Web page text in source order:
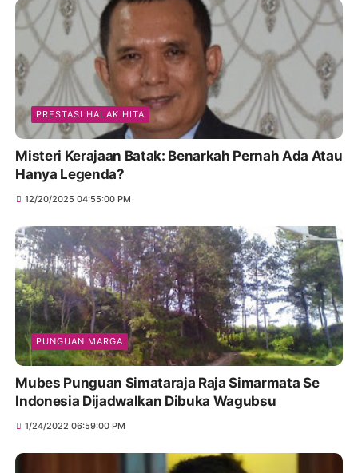
PRESTASI HALAK HITA
Misteri Kerajaan Batak: Benarkah Pernah Ada Atau
Hanya Legenda?
12/20/2025 04:55:00 PM
PUNGUAN MARGA
Mubes Punguan Simataraja Raja Simarmata Se
Indonesia Dijadwalkan Dibuka Wagubsu
1/24/2022 06:59:00 PM